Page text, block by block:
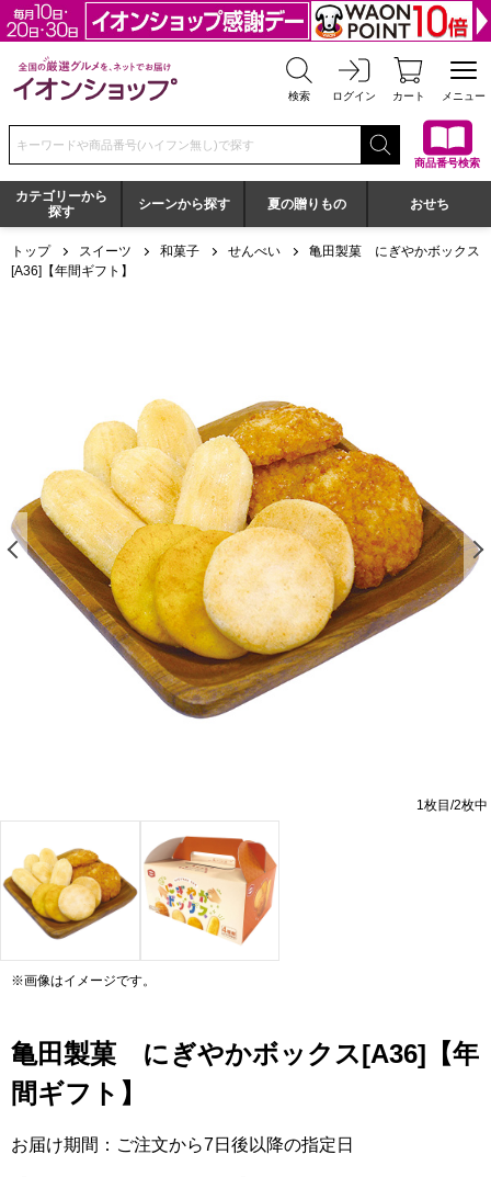
全国の厳選グルメを、ネットでお届け イオンショップ
検索 ログイン カート メニュー
検索キーワードまたは商品番号を入力してください
商品番号検索
カテゴリーから
探す
シーンから探す 夏の贈りもの おせち
トップ スイーツ 和菓子 せんべい
亀田製菓 にぎやかボックス
[A36]【年間ギフト】
前の画像を表示する
1枚目/2枚中
※画像はイメージです。
亀田製菓 にぎやかボックス[A36]【年
間ギフト】
お届け期間：ご注文から7日後以降の指定日